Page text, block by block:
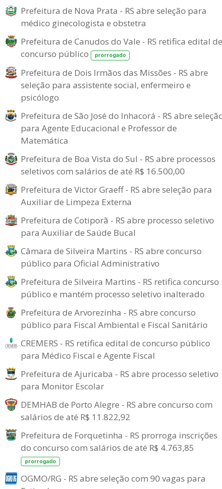
Prefeitura de Nova Prata - RS abre seleção para
médico ginecologista e obstetra
Prefeitura de Canudos do Vale - RS retifica edital de
concurso público
prorrogado
Prefeitura de Dois Irmãos das Missões - RS abre
seleção para assistente social, enfermeiro e
psicólogo
Prefeitura de São José do Inhacorá - RS abre
para Agente Educacional e Professor de
Matemática
Prefeitura de Boa Vista do Sul - RS abre processos
seletivos com salários de até R$ 16.500,00
Prefeitura de Victor Graeff - RS abre seleção para
Auxiliar de Limpeza Externa
Prefeitura de Cotiporã - RS abre processo seletivo
para Auxiliar de Saúde Bucal
Câmara de Silveira Martins - RS abre concurso
público para Oficial Administrativo
Prefeitura de Silveira Martins - RS retifica concurso
público e mantém processo seletivo inalterado
Prefeitura de Arvorezinha - RS abre concurso
público para Fiscal Ambiental e Fiscal Sanitário
CREMERS - RS retifica edital de concurso público
para Médico Fiscal e Agente Fiscal
Prefeitura de Ajuricaba - RS abre processo seletivo
para Monitor Escolar
DEMHAB de Porto Alegre - RS abre concurso com
salários de até R$ 11.822,92
Prefeitura de Forquetinha - RS prorroga inscrições
do concurso com salários de até R$ 4.763,85
prorrogado
OGMO/RG - RS abre seleção com 90 vagas para